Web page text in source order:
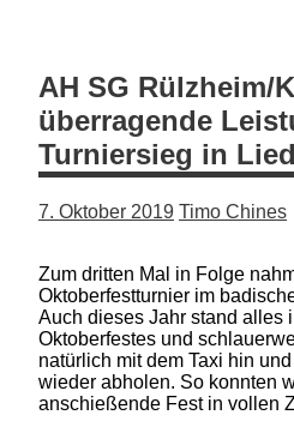
AH SG Rülzheim/
überragende
Turniersieg in
7. Oktober 2019 Timo Chines
Zum dritten Mal in Folge
Oktoberfestturnier im
Auch dieses Jahr stand alles
Oktoberfestes und
natürlich mit dem Taxi hin
wieder abholen. So konnten
anschießende Fest in vollen